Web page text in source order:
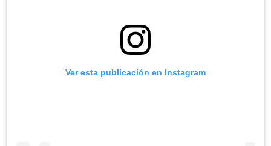
Ver esta publicación en Instagram